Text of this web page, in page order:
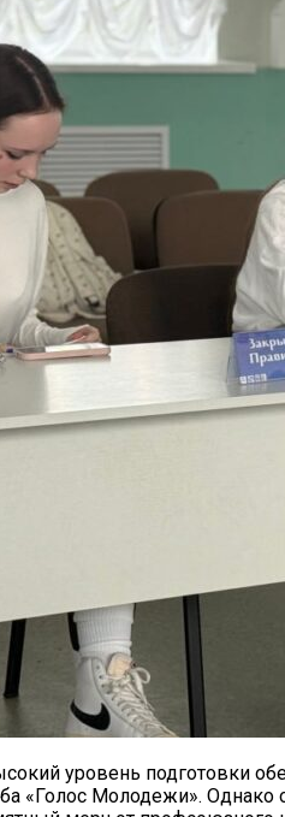
уровень подготовки
«Голос Молодежи». Однако